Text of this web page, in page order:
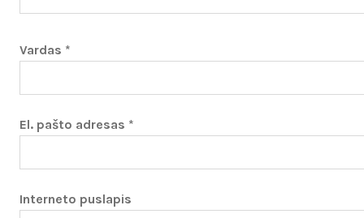
Vardas *
El. pašto adresas *
Interneto puslapis